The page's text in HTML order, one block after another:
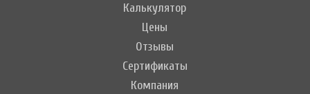
Калькулятор
Цены
Отзывы
Сертификаты
Компания